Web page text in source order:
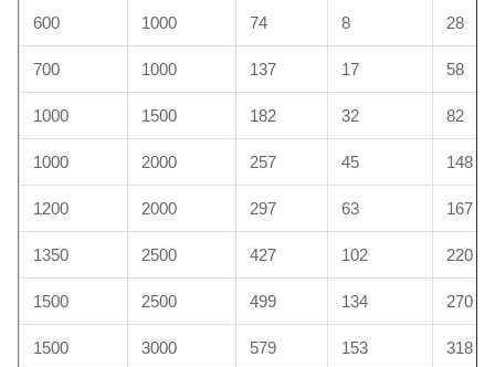
600 1000 74 8 28
700 1000 137 17 58
1000 1500 182 32 82
1000 2000 257 45 148
1200 2000 297 63 167
1350 2500 427 102 220
1500 2500 499 134 270
1500 3000 579 153 318